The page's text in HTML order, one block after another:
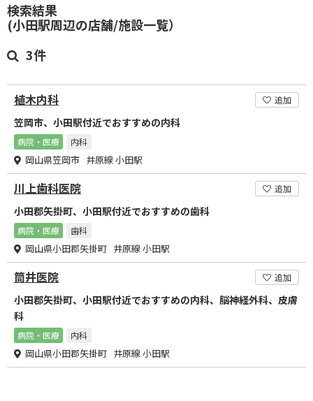
検索結果
(小田駅周辺の店舗/施設一覧）
3件
植木内科 追加
笠岡市、小田駅付近でおすすめの内科
病院・医療 内科
岡山県笠岡市 井原線 小田駅
川上歯科医院 追加
小田郡矢掛町、小田駅付近でおすすめの歯科
病院・医療 歯科
岡山県小田郡矢掛町 井原線 小田駅
筒井医院 追加
小田郡矢掛町、小田駅付近でおすすめの内科、脳神経外科、皮膚
科
病院・医療 内科
岡山県小田郡矢掛町 井原線 小田駅